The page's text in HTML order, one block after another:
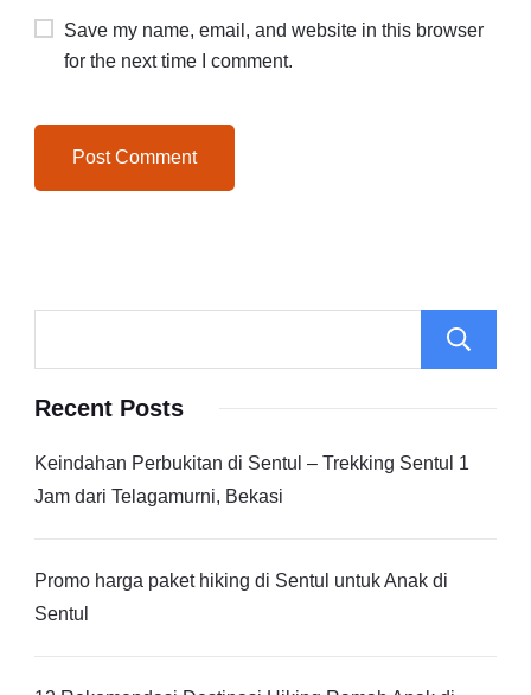
Save my name, email, and website in this browser
for the next time I comment.
Recent Posts
Keindahan Perbukitan di Sentul – Trekking Sentul 1
Jam dari Telagamurni, Bekasi
Promo harga paket hiking di Sentul untuk Anak di
Sentul